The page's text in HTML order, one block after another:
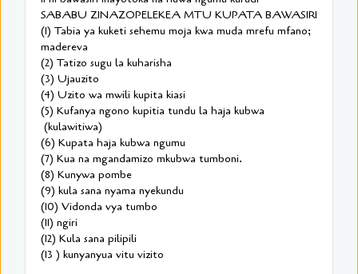
SABABU ZINAZOPELEKEA MTU KUPATA BAWASIRI
(1) Tabia ya kuketi sehemu moja kwa muda mrefu mfano;
madereva
(2) Tatizo sugu la kuharisha
(3) Ujauzito
(4) Uzito wa mwili kupita kiasi
(5) Kufanya ngono kupitia tundu la haja kubwa
(kulawitiwa)
(6) Kupata haja kubwa ngumu
(7) Kua na mgandamizo mkubwa tumboni.
(8) Kunywa pombe
(9) kula sana nyama nyekundu
(10) Vidonda vya tumbo
(11) ngiri
(12) Kula sana pilipili
(13 ) kunyanyua vitu vizito